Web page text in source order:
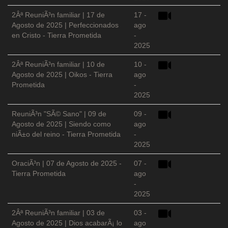
2Âª ReuniÃ³n familiar | 17 de
Agosto de 2025 | Perfeccionados
en Cristo - Tierra Prometida
17 -
ago
-
2025
2Âª ReuniÃ³n familiar | 10 de
Agosto de 2025 | Oikos - Tierra
Prometida
10 -
ago
-
2025
ReuniÃ³n "SÃ© Sano" | 09 de
Agosto de 2025 | Siendo como
niÃ±o del reino - Tierra Prometida
09 -
ago
-
2025
OraciÃ³n | 07 de Agosto de 2025 -
Tierra Prometida
07 -
ago
-
2025
2Âª ReuniÃ³n familiar | 03 de
Agosto de 2025 | Dios acabarÃ¡ lo
03 -
ago